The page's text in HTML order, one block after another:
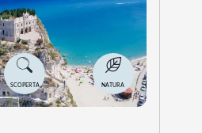
SCOPERTA NATURA